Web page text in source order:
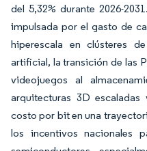
del 5,32% durante 2026-
impulsada por el gasto de
hiperescala en clústeres
artificial, la transición de las
videojuegos al
arquitecturas 3D escaladas
costo por bit en una
los incentivos nacionales